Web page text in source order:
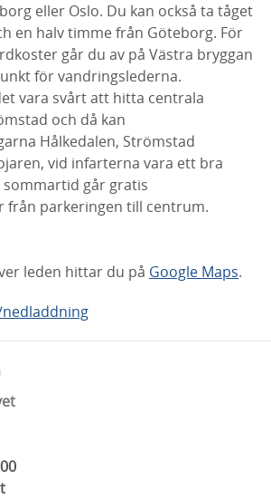
eller Oslo. Du kan också ta tåget
en halv timme från Göteborg. För
går du av på Västra bryggan
för vandringslederna.
vara svårt att hitta centrala
och då kan
Hålkedalen, Strömstad
vid infarterna vara ett bra
går gratis
från parkeringen till centrum.
leden hittar du på Google Maps.